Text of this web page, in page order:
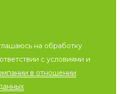
на обработку
с условиями и
в отношении